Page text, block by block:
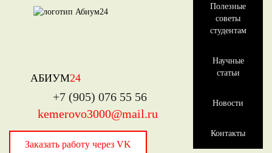
АБИУМ24
+7 (905) 076 55 56
kemerovo3000@mail.ru
Заказать работу через VK
Полезные
советы
студентам
Научные
статьи
Новости
Контакты